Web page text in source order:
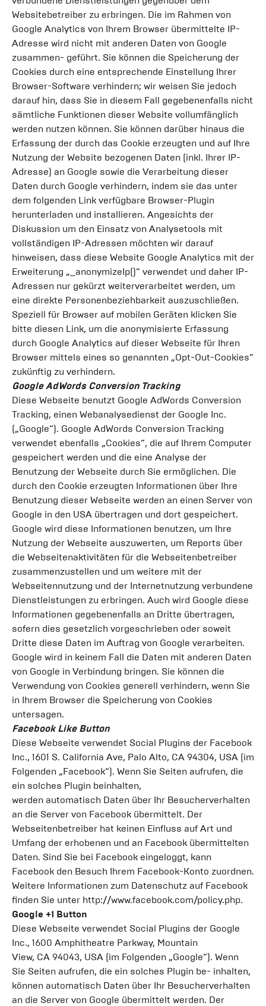
Websitebetreiber zu erbringen. Die im Rahmen von
Google Analytics von Ihrem Browser übermittelte IP-
Adresse wird nicht mit anderen Daten von Google
zusammen- geführt. Sie können die Speicherung der
Cookies durch eine entsprechende Einstellung Ihrer
Browser-Software verhindern; wir weisen Sie jedoch
darauf hin, dass Sie in diesem Fall gegebenenfalls nicht
sämtliche Funktionen dieser Website vollumfänglich
werden nutzen können. Sie können darüber hinaus die
Erfassung der durch das Cookie erzeugten und auf Ihre
Nutzung der Website bezogenen Daten (inkl. Ihrer IP-
Adresse) an Google sowie die Verarbeitung dieser
Daten durch Google verhindern, indem sie das unter
dem folgenden Link verfügbare Browser-Plugin
herunterladen und installieren. Angesichts der
Diskussion um den Einsatz von Analysetools mit
vollständigen IP-Adressen möchten wir darauf
hinweisen, dass diese Website Google Analytics mit der
Erweiterung „_anonymizeIp()“ verwendet und daher IP-
Adressen nur gekürzt weiterverarbeitet werden, um
eine direkte Personenbeziehbarkeit auszuschließen.
Speziell für Browser auf mobilen Geräten klicken Sie
bitte diesen Link, um die anonymisierte Erfassung
durch Google Analytics auf dieser Webseite für Ihren
Browser mittels eines so genannten „Opt-Out-Cookies“
zukünftig zu verhindern.
Google AdWords Conversion Tracking
Diese Webseite benutzt Google AdWords Conversion
Tracking, einen Webanalysedienst der Google Inc.
(„Google“). Google AdWords Conversion Tracking
verwendet ebenfalls „Cookies“, die auf Ihrem Computer
gespeichert werden und die eine Analyse der
Benutzung der Webseite durch Sie ermöglichen. Die
durch den Cookie erzeugten Informationen über Ihre
Benutzung dieser Webseite werden an einen Server von
Google in den USA übertragen und dort gespeichert.
Google wird diese Informationen benutzen, um Ihre
Nutzung der Webseite auszuwerten, um Reports über
die Webseitenaktivitäten für die Webseitenbetreiber
zusammenzustellen und um weitere mit der
Webseitennutzung und der Internetnutzung verbundene
Dienstleistungen zu erbringen. Auch wird Google diese
Informationen gegebenenfalls an Dritte übertragen,
sofern dies gesetzlich vorgeschrieben oder soweit
Dritte diese Daten im Auftrag von Google verarbeiten.
Google wird in keinem Fall die Daten mit anderen Daten
von Google in Verbindung bringen. Sie können die
Verwendung von Cookies generell verhindern, wenn Sie
in Ihrem Browser die Speicherung von Cookies
untersagen.
Facebook Like Button
Diese Webseite verwendet Social Plugins der Facebook
Inc., 1601 S. California Ave, Palo Alto, CA 94304, USA (im
Folgenden „Facebook“). Wenn Sie Seiten aufrufen, die
ein solches Plugin beinhalten,
werden automatisch Daten über Ihr Besucherverhalten
an die Server von Facebook übermittelt. Der
Webseitenbetreiber hat keinen Einfluss auf Art und
Umfang der erhobenen und an Facebook übermittelten
Daten. Sind Sie bei Facebook eingeloggt, kann
Facebook den Besuch Ihrem Facebook-Konto zuordnen.
Weitere Informationen zum Datenschutz auf Facebook
finden Sie unter http://www.facebook.com/policy.php.
Google +1 Button
Diese Webseite verwendet Social Plugins der Google
Inc., 1600 Amphitheatre Parkway, Mountain
View, CA 94043, USA (im Folgenden „Google“). Wenn
Sie Seiten aufrufen, die ein solches Plugin be- inhalten,
können automatisch Daten über Ihr Besucherverhalten
an die Server von Google übermittelt werden. Der